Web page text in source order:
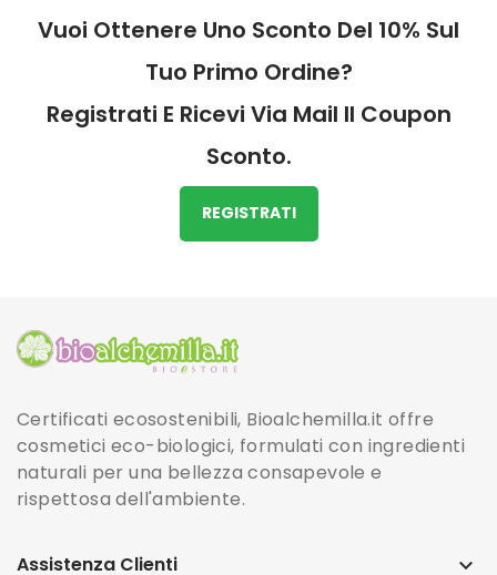
Vuoi Ottenere Uno Sconto Del 10% Sul
Tuo Primo Ordine?
Registrati E Ricevi Via Mail Il Coupon
Sconto.
REGISTRATI
Certificati ecosostenibili, Bioalchemilla.it offre
cosmetici eco-biologici, formulati con ingredienti
naturali per una bellezza consapevole e
rispettosa dell'ambiente.
Assistenza Clienti keyboard_arrow_down